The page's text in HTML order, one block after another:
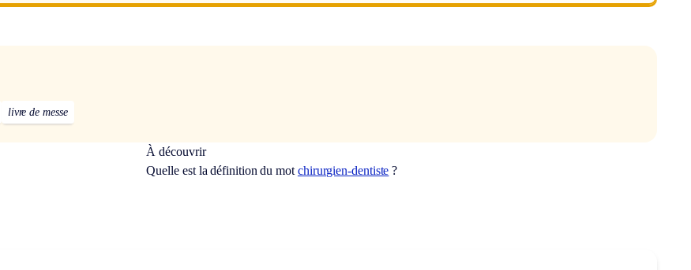
livre de messe
À découvrir
Quelle est la définition du mot chirurgien-dentiste ?